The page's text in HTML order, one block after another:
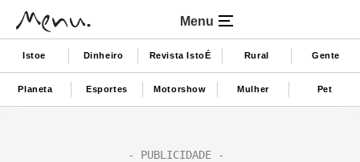
Menu
Istoe Dinheiro Revista IstoÉ Rural Gente
Planeta Esportes Motorshow Mulher Pet